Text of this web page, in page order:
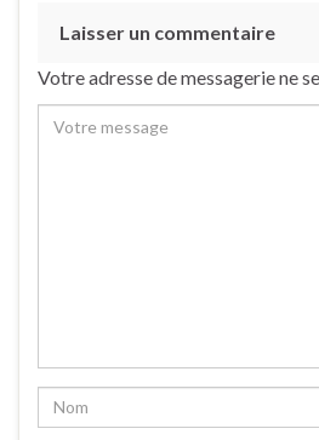
Laisser un commentaire
Votre adresse de messagerie ne